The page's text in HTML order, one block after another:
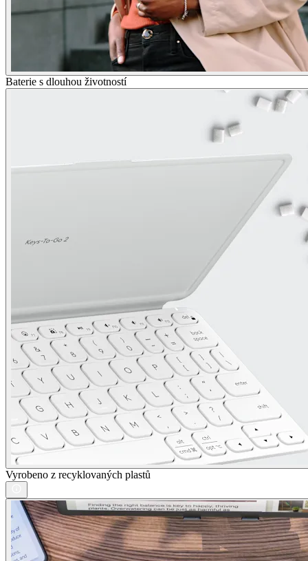
Baterie s dlouhou životností
Vyrobeno z recyklovaných plastů